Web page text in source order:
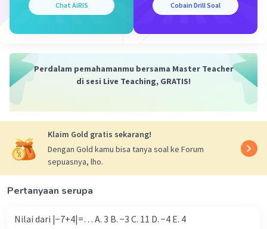
Chat AiRIS Cobain Drill Soal
Perdalam pemahamanmu bersama Master Teacher
di sesi Live Teaching, GRATIS!
Klaim Gold gratis sekarang!
Dengan Gold kamu bisa tanya soal ke Forum
sepuasnya, lho.
Pertanyaan serupa
Nilai dari |−7+4|=… A. 3 B. −3 C. 11 D. −4 E. 4